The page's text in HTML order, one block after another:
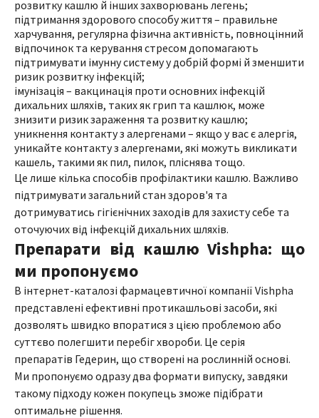
розвитку кашлю й інших захворювань легень;
підтримання здорового способу життя – правильне
харчування, регулярна фізична активність, повноцінний
відпочинок та керування стресом допомагають
підтримувати імунну систему у добрій формі й зменшити
ризик розвитку інфекцій;
імунізація – вакцинація проти основних інфекцій
дихальних шляхів, таких як грип та кашлюк, може
знизити ризик зараження та розвитку кашлю;
уникнення контакту з алергенами – якщо у вас є алергія,
уникайте контакту з алергенами, які можуть викликати
кашель, такими як пил, пилок, пліснява тощо.
Це лише кілька способів профілактики кашлю. Важливо
підтримувати загальний стан здоров'я та
дотримуватись гігієнічних заходів для захисту себе та
оточуючих від інфекцій дихальних шляхів.
Препарати від кашлю Vishpha: що
ми пропонуємо
В інтернет-каталозі фармацевтичної компанії Vishpha
представлені ефективні протикашльові засоби, які
дозволять швидко впоратися з цією проблемою або
суттєво полегшити перебіг хвороби. Це серія
препаратів Гедерин, що створені на рослинній основі.
Ми пропонуємо одразу два формати випуску, завдяки
такому підходу кожен покупець зможе підібрати
оптимальне рішення.